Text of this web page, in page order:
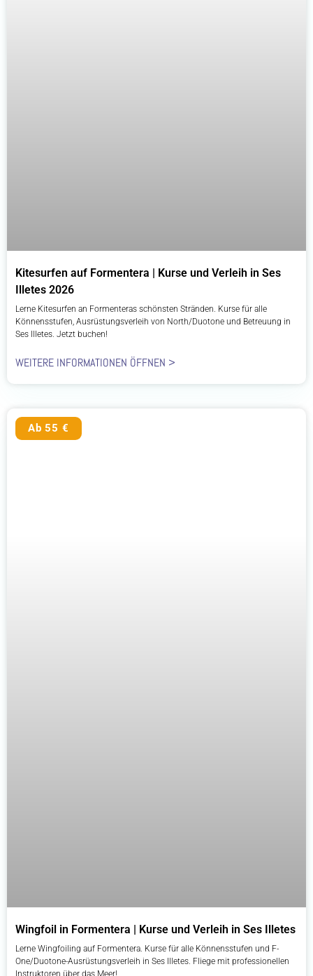
Kitesurfen auf Formentera | Kurse und Verleih in Ses
Illetes 2026
Lerne Kitesurfen an Formenteras schönsten Stränden. Kurse für alle
Könnensstufen, Ausrüstungsverleih von North/Duotone und Betreuung in
Ses Illetes. Jetzt buchen!
WEITERE INFORMATIONEN ÖFFNEN >
Ab 55 €
Wingfoil in Formentera | Kurse und Verleih in Ses Illetes
Lerne Wingfoiling auf Formentera. Kurse für alle Könnensstufen und F-
One/Duotone-Ausrüstungsverleih in Ses Illetes. Fliege mit professionellen
Instruktoren über das Meer!